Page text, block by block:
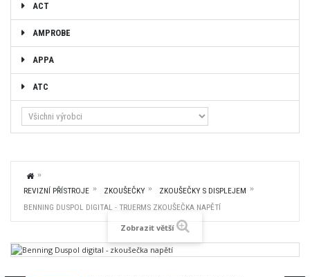
ACT
AMPROBE
APPA
ATC
REVIZNÍ PŘÍSTROJE ZKOUŠEČKY
ZKOUŠEČKY S DISPLEJEM
BENNING DUSPOL DIGITAL - TRUERMS ZKOUŠEČKA NAPĚTÍ
Zobrazit větší